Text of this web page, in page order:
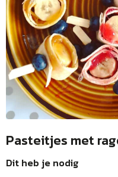
Pasteitjes met
Dit heb je nodig